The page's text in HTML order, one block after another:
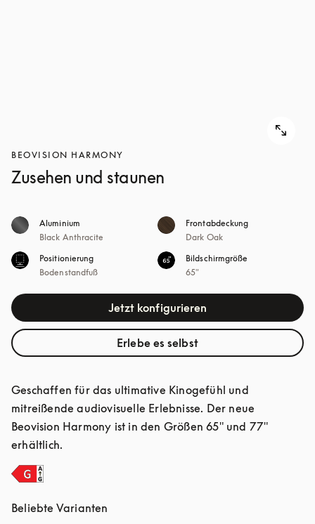
BEOVISION HARMONY
Zusehen und staunen
Aluminium
Black Anthracite
Frontabdeckung
Dark Oak
Positionierung
Bodenstandfuß
Bildschirmgröße
65"
Jetzt konfigurieren
Erlebe es selbst
Geschaffen für das ultimative Kinogefühl und
mitreißende audiovisuelle Erlebnisse. Der neue
Beovision Harmony ist in den Größen 65" und 77"
erhältlich.
Beliebte Varianten